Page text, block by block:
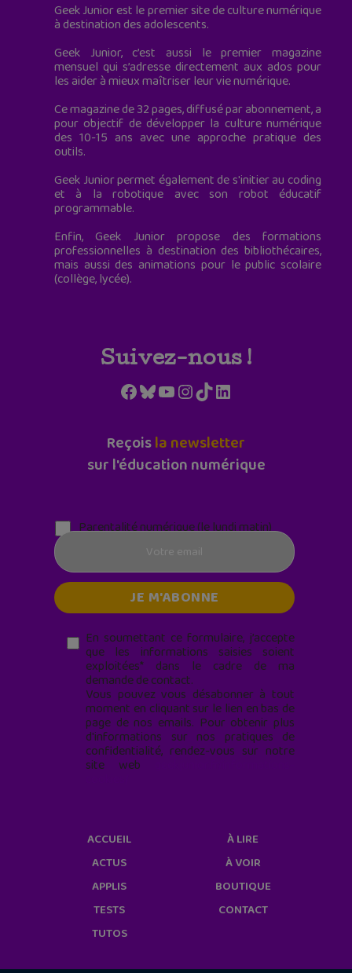
Geek Junior est le premier site de culture numérique
à destination des adolescents.
Geek Junior, c’est aussi le premier magazine
mensuel qui s’adresse directement aux ados pour
les aider à mieux maîtriser leur vie numérique.
Ce magazine de 32 pages, diffusé par abonnement, a
pour objectif de développer la culture numérique
des 10-15 ans avec une approche pratique des
outils.
Geek Junior permet également de s'initier au coding
et à la robotique avec son robot éducatif
programmable.
Enfin, Geek Junior propose des formations
professionnelles à destination des bibliothécaires,
mais aussi des animations pour le public scolaire
(collège, lycée).
Suivez-nous !
Facebook
Bluesky
YouTube
Instagram
TikTokLinkedIn
Reçoisla newsletter
sur l'éducation numérique
Parentalité numérique (le lundi matin)
En soumettant ce formulaire, j’accepte
que les informations saisies soient
exploitées* dans le cadre de ma
demande de contact.
Vous pouvez vous désabonner à tout
moment en cliquant sur le lien en bas de
page de nos emails. Pour obtenir plus
d'informations sur nos pratiques de
confidentialité, rendez-vous sur notre
site web
ACCUEIL
ACTUS
APPLIS
TESTS
TUTOS
À LIRE
À VOIR
BOUTIQUE
CONTACT